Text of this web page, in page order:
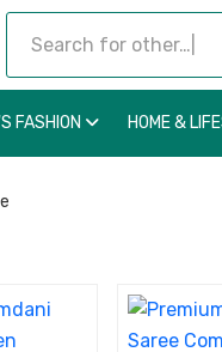
FASHION HOME &